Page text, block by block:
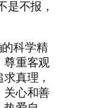
是不报，
科学精
尊重客观
真理，
关心和善